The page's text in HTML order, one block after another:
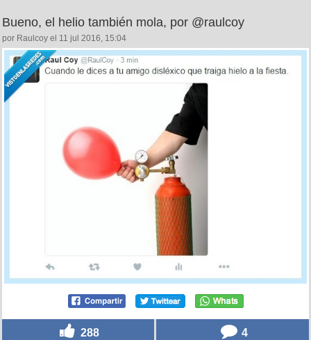
Bueno, el helio también mola, por @raulcoy
por Raulcoy el 11 jul 2016, 15:04
288 4